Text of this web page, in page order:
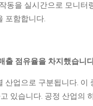
동을 실시간으로 모니터
포함합니다.
출 점유율을 차지했습니
업으로 구분됩니다. 이
있습니다. 공정 산업의